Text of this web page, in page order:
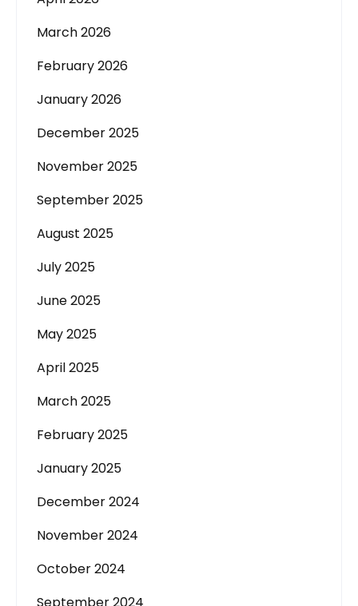
March 2026
February 2026
January 2026
December 2025
November 2025
September 2025
August 2025
July 2025
June 2025
May 2025
April 2025
March 2025
February 2025
January 2025
December 2024
November 2024
October 2024